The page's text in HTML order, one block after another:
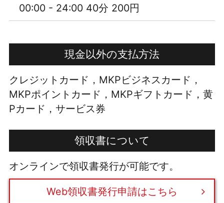
00:00 - 24:00 40分 200円
現金以外の支払方法
クレジットカード，MKPビジネスカード，
MKPポイントカード，MKPギフトカード，黄
Pカード，サービス券
領収書について
オンラインで領収書発行が可能です。
Web領収書発行申請はこちら